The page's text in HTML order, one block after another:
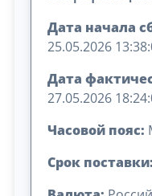
Дата начала
25.05.2026
Дата
27.05.2026
Часовой пояс:
Срок поставки: